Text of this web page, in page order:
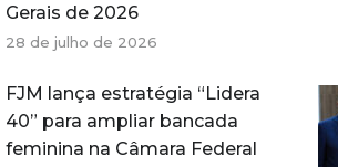
Gerais de 2026
28 de julho de 2026
FJM lança estratégia “Lidera
40” para ampliar bancada
feminina na Câmara Federal